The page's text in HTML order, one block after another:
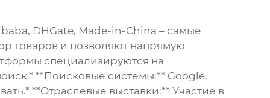
DHGate, Made-in-China – самые
товаров и позволяют напрямую
специализируются на
**Поисковые системы:** Google,
**Отраслевые выставки:** Участие в